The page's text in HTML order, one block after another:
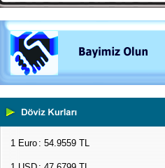
Impact Test Cihazları
Plastik Test Cihazları
Boya Kontrol Test Cihazları
Çevresel Ölçüm Cihazları
1 Euro : 54.9559 TL